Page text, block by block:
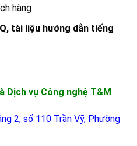
hàng
tài liệu hướng dẫn tiếng
Dịch vụ Công nghệ T&M
2, số 110 Trần Vỹ, Phường